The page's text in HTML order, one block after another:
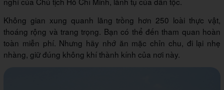
Không gian xung quanh lăng trồng hơn 250 loài thực vật,
thoáng rộng và trang trọng. Bạn có thể đến tham quan hoàn
toàn miễn phí. Nhưng hãy nhớ ăn mặc chỉn chu, đi lại nhẹ
nhàng, giữ đúng không khí thành kính của nơi này.